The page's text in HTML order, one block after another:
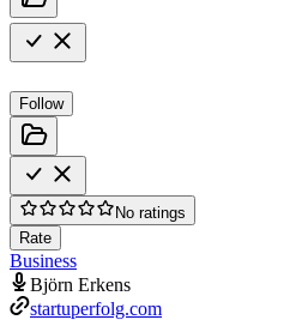
Follow
No ratings
Rate
Business
Björn Erkens
startuperfolg.com